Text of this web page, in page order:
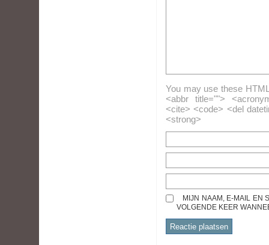
You may use these
<abbr title="">
<cite> <code> <del
<strong>
MIJN NAAM, E-MAIL EN
VOLGENDE KEER